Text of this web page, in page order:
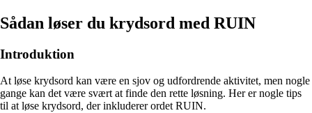
Sådan løser du krydsord med RUIN
Introduktion
At løse krydsord kan være en sjov og udfordrende aktivitet, men nogle
gange kan det være svært at finde den rette løsning. Her er nogle tips
til at løse krydsord, der inkluderer ordet RUIN.